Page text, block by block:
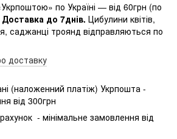
по Україні — від 60грн (по
Доставка до 7днів. Цибулини квітів,
саджанці троянд відправляються по
доставку
(наложенний платіж) Укрпошта -
від 300грн
- мінімальне замовлення від